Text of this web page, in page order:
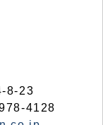
8-23
4128